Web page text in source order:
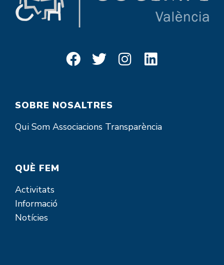
SOBRE NOSALTRES
Qui Som Associacions Transparència
QUÈ FEM
Activitats
Informació
Notícies